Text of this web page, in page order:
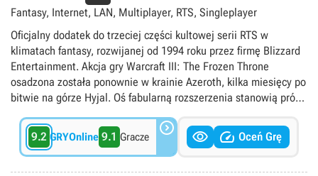
Fantasy, Internet, LAN, Multiplayer, RTS, Singleplayer
Oficjalny dodatek do trzeciej części kultowej serii RTS w
klimatach fantasy, rozwijanej od 1994 roku przez firmę Blizzard
Entertainment. Akcja gry Warcraft III: The Frozen Throne
osadzona została ponownie w krainie Azeroth, kilka miesięcy po
bitwie na górze Hyjal. Oś fabularną rozszerzenia stanowią próby
lodowym grobowcu na kontynencie Northrend. W rozszerzeniu
otrzymujemy cztery nowe kampanie dla każdej z ras, zaś na
szczególną uwagę zasługuje niepowiązana z głównym wątkiem
9.2 GRYOnline 9.1 Gracze    Oceń Grę